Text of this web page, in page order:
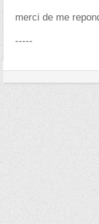
merci de me
-----